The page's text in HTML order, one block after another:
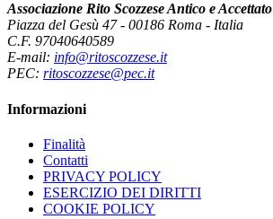
Associazione Rito Scozzese Antico e Accettato
Piazza del Gesù 47 - 00186 Roma - Italia
C.F. 97040640589
E-mail: info@ritoscozzese.it
PEC: ritoscozzese@pec.it
Informazioni
Finalità
Contatti
PRIVACY POLICY
ESERCIZIO DEI DIRITTI
COOKIE POLICY